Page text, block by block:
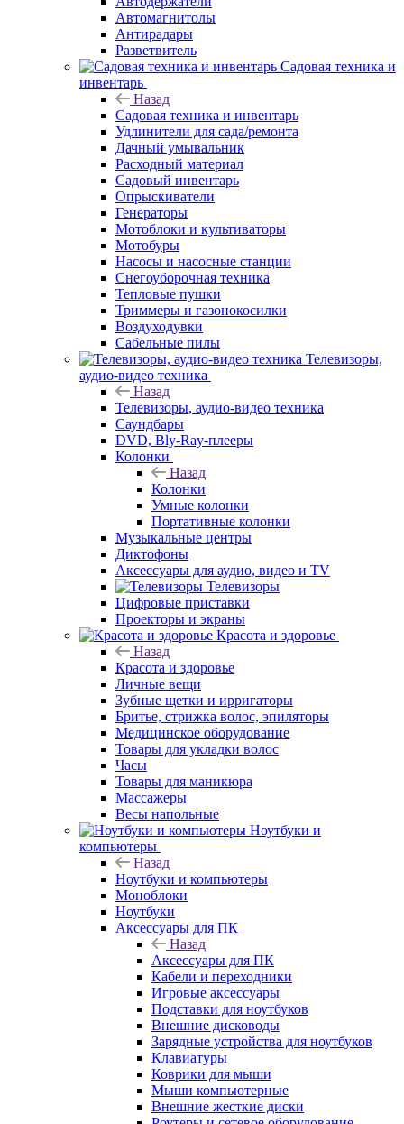
Автомагнитолы
Антирадары
Разветвитель
Садовая техника и
инвентарь
Назад
Садовая техника и инвентарь
Удлинители для сада/ремонта
Дачный умывальник
Расходный материал
Садовый инвентарь
Опрыскиватели
Генераторы
Мотоблоки и культиваторы
Мотобуры
Насосы и насосные станции
Снегоуборочная техника
Тепловые пушки
Триммеры и газонокосилки
Воздуходувки
Сабельные пилы
Телевизоры,
аудио-видео техника
Назад
Телевизоры, аудио-видео техника
Саундбары
DVD, Bly-Ray-плееры
Колонки
Назад
Колонки
Умные колонки
Портативные колонки
Музыкальные центры
Диктофоны
Аксессуары для аудио, видео и TV
Телевизоры
Цифровые приставки
Проекторы и экраны
Красота и здоровье
Назад
Красота и здоровье
Личные вещи
Зубные щетки и ирригаторы
Бритье, стрижка волос, эпиляторы
Медицинское оборудование
Товары для укладки волос
Часы
Товары для маникюра
Массажеры
Весы напольные
Ноутбуки и
компьютеры
Назад
Ноутбуки и компьютеры
Моноблоки
Ноутбуки
Аксессуары для ПК
Назад
Аксессуары для ПК
Кабели и переходники
Игровые аксессуары
Подставки для ноутбуков
Внешние дисководы
Зарядные устройства для ноутбуков
Клавиатуры
Коврики для мыши
Мыши компьютерные
Внешние жесткие диски